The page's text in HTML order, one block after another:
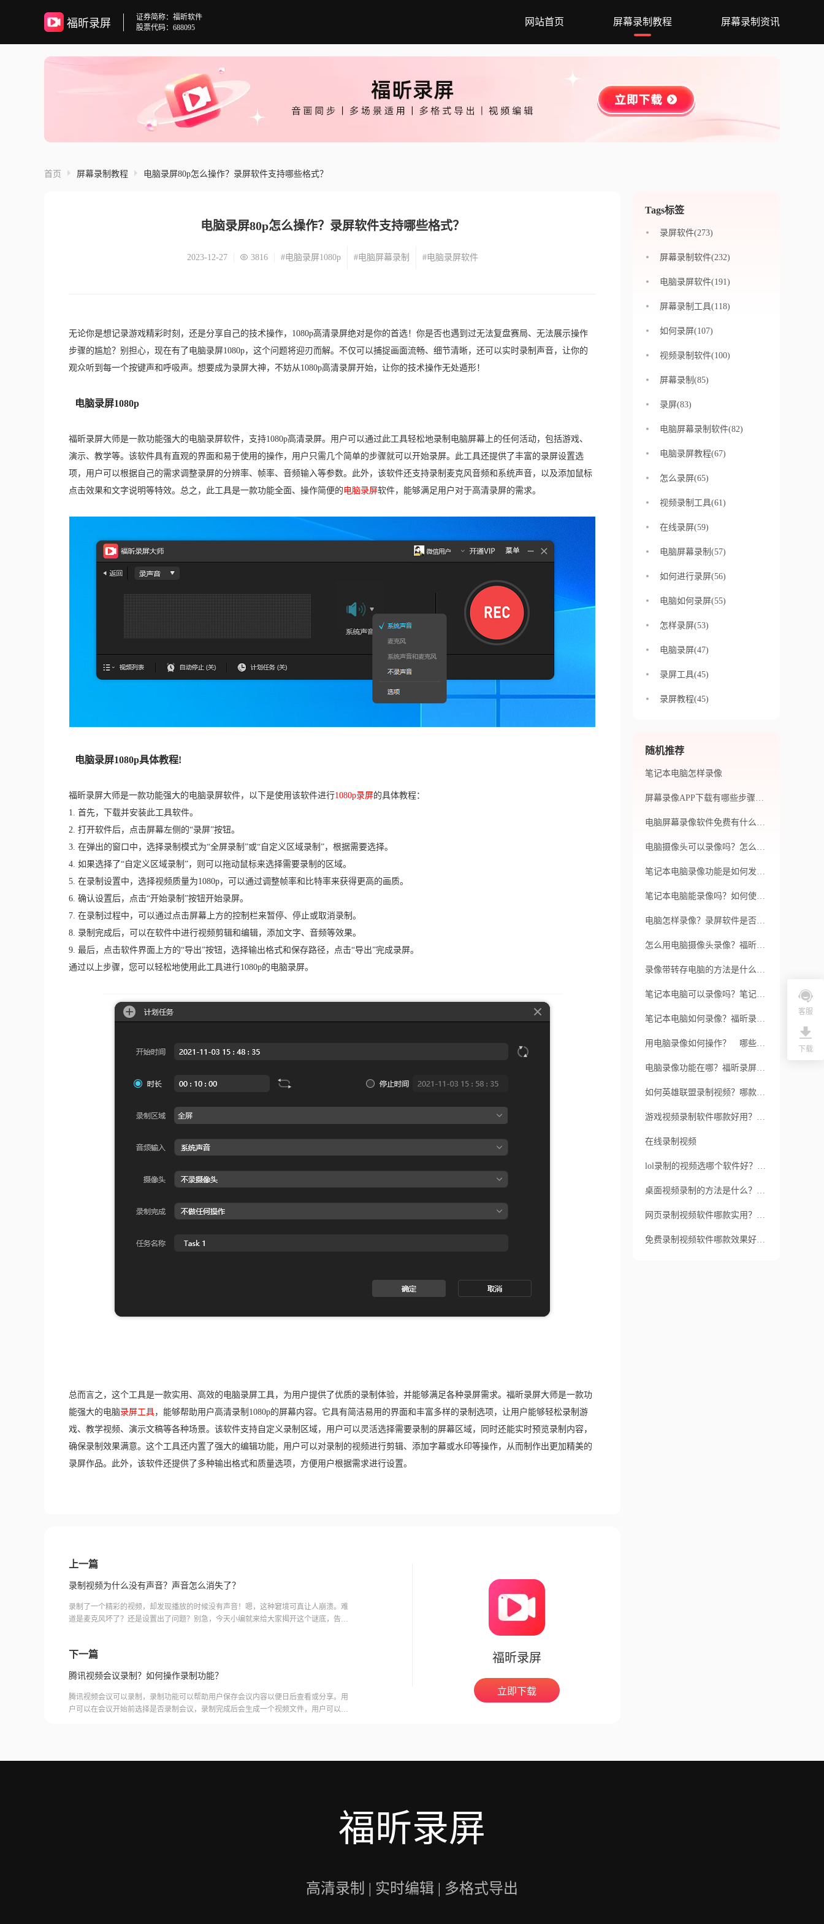
福昕录屏
证券简称：福昕软件
股票代码：688095
网站首页 屏幕录制教程 屏幕录制资讯
首页 屏幕录制教程 电脑录屏80p怎么操作？录屏软件支持哪些格式？
电脑录屏80p怎么操作？录屏软件支持哪些格式？
2023-12-27 3816 #电脑录屏1080p #电脑屏幕录制 #电脑录屏软件
无论你是想记录游戏精彩时刻，还是分享自己的技术操作，1080p高清录屏绝对是你的首选！你是否也遇到过无法复盘赛局、无法展示操作
步骤的尴尬？别担心，现在有了电脑录屏1080p，这个问题将迎刃而解。不仅可以捕捉画面流畅、细节清晰，还可以实时录制声音，让你的
观众听到每一个按键声和呼吸声。想要成为录屏大神，不妨从1080p高清录屏开始，让你的技术操作无处遁形！
电脑录屏1080p
福昕录屏大师是一款功能强大的电脑录屏软件，支持1080p高清录屏。用户可以通过此工具轻松地录制电脑屏幕上的任何活动，包括游戏、
演示、教学等。该软件具有直观的界面和易于使用的操作，用户只需几个简单的步骤就可以开始录屏。此工具还提供了丰富的录屏设置选
项，用户可以根据自己的需求调整录屏的分辨率、帧率、音频输入等参数。此外，该软件还支持录制麦克风音频和系统声音，以及添加鼠标
点击效果和文字说明等特效。总之，此工具是一款功能全面、操作简便的电脑录屏软件，能够满足用户对于高清录屏的需求。
电脑录屏1080p具体教程!
福昕录屏大师是一款功能强大的电脑录屏软件，以下是使用该软件进行1080p录屏的具体教程：
1. 首先，下载并安装此工具软件。
2. 打开软件后，点击屏幕左侧的“录屏”按钮。
3. 在弹出的窗口中，选择录制模式为“全屏录制”或“自定义区域录制”，根据需要选择。
4. 如果选择了“自定义区域录制”，则可以拖动鼠标来选择需要录制的区域。
5. 在录制设置中，选择视频质量为1080p，可以通过调整帧率和比特率来获得更高的画质。
6. 确认设置后，点击“开始录制”按钮开始录屏。
7. 在录制过程中，可以通过点击屏幕上方的控制栏来暂停、停止或取消录制。
8. 录制完成后，可以在软件中进行视频剪辑和编辑，添加文字、音频等效果。
9. 最后，点击软件界面上方的“导出”按钮，选择输出格式和保存路径，点击“导出”完成录屏。
通过以上步骤，您可以轻松地使用此工具进行1080p的电脑录屏。
总而言之，这个工具是一款实用、高效的电脑录屏工具，为用户提供了优质的录制体验，并能够满足各种录屏需求。福昕录屏大师是一款功
能强大的电脑录屏工具，能够帮助用户高清录制1080p的屏幕内容。它具有简洁易用的界面和丰富多样的录制选项，让用户能够轻松录制游
戏、教学视频、演示文稿等各种场景。该软件支持自定义录制区域，用户可以灵活选择需要录制的屏幕区域，同时还能实时预览录制内容，
确保录制效果满意。这个工具还内置了强大的编辑功能，用户可以对录制的视频进行剪辑、添加字幕或水印等操作，从而制作出更加精美的
录屏作品。此外，该软件还提供了多种输出格式和质量选项，方便用户根据需求进行设置。
上一篇
录制视频为什么没有声音？声音怎么消失了？
录制了一个精彩的视频，却发现播放的时候没有声音！嗯，这种窘境可真让人崩溃。难
道是麦克风坏了？还是设置出了问题？别急，今天小编就来给大家揭开这个谜底，告诉
下一篇
腾讯视频会议录制？如何操作录制功能？
腾讯视频会议可以录制，录制功能可以帮助用户保存会议内容以便日后查看或分享。用
户可以在会议开始前选择是否录制会议，录制完成后会生成一个视频文件，用户可以在
福昕录屏
立即下载
Tags标签
录屏软件(273)
屏幕录制软件(232)
电脑录屏软件(191)
屏幕录制工具(118)
如何录屏(107)
视频录制软件(100)
屏幕录制(85)
录屏(83)
电脑屏幕录制软件(82)
电脑录屏教程(67)
怎么录屏(65)
视频录制工具(61)
在线录屏(59)
电脑屏幕录制(57)
如何进行录屏(56)
电脑如何录屏(55)
怎样录屏(53)
电脑录屏(47)
录屏工具(45)
录屏教程(45)
随机推荐
笔记本电脑怎样录像
屏幕录像APP下载有哪些步骤？下载录制视频软件有哪些途径？
电脑屏幕录像软件免费有什么好推荐？怎么录制小视频？
电脑摄像头可以录像吗？怎么打开屏幕录制？
笔记本电脑录像功能是如何发挥作用的？如何更好地利用笔记本电脑的录像功能呢？
笔记本电脑能录像吗？如何使用window录屏软件进行音频录制？
电脑怎样录像？录屏软件是否能满足基本的需求？
怎么用电脑摄像头录像？福昕录屏大师录制视频方法是什么？
录像带转存电脑的方法是什么？录屏软件的注意事项有哪些？
笔记本电脑可以录像吗？笔记本电脑怎么录像？
笔记本电脑如何录像？福昕录屏大师有哪些其他有用的功能？
用电脑录像如何操作？ 哪些window 录屏软件具有良好的效果和性能？
电脑录像功能在哪？福昕录屏大师电脑如何录屏？
如何英雄联盟录制视频？哪款录制软件方便好用？
游戏视频录制软件哪款好用？如何录制视频？
在线录制视频
lol录制的视频选哪个软件好？如何录制视频？
桌面视频录制的方法是什么？介绍一款录制视频给大家
网页录制视频软件哪款实用？怎么录制网页视频？
免费录制视频软件哪款效果好？好用的录屏软件推荐哪款？
福昕录屏
高清录制 | 实时编辑 | 多格式导出
客服
下载